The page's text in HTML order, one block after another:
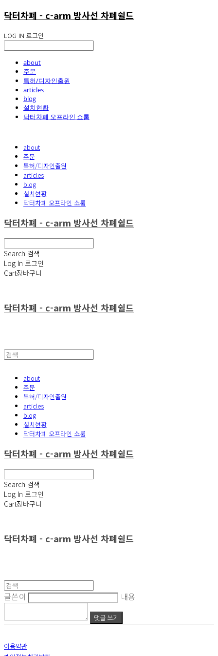
닥터차폐 - c-arm 방사선 차폐쉴드
LOG IN 로그인
about
주문
특허/디자인출원
articles
blog
설치현황
닥터차폐 오프라인 쇼룸
about
주문
특허/디자인출원
articles
blog
설치현황
닥터차폐 오프라인 쇼룸
닥터차폐 - c-arm 방사선 차폐쉴드
Search 검색
Log In 로그인
Cart장바구니
닥터차폐 - c-arm 방사선 차폐쉴드
about
주문
특허/디자인출원
articles
blog
설치현황
닥터차폐 오프라인 쇼룸
닥터차폐 - c-arm 방사선 차폐쉴드
Search 검색
Log In 로그인
Cart장바구니
닥터차폐 - c-arm 방사선 차폐쉴드
글쓴이 내용
댓글 쓰기
이용약관